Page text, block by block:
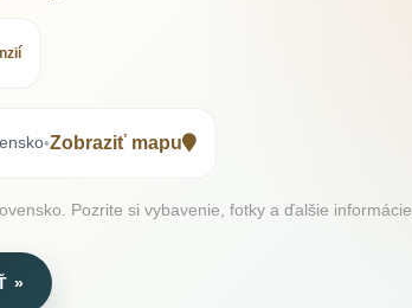
•Zobraziť mapu
Pozrite si vybavenie, fotky a ďalšie informácie.
»